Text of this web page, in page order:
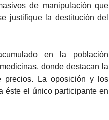
de manipulación que
justifique la destitución del
en la población
donde destacan la
precios. La oposición y los
éste el único participante en